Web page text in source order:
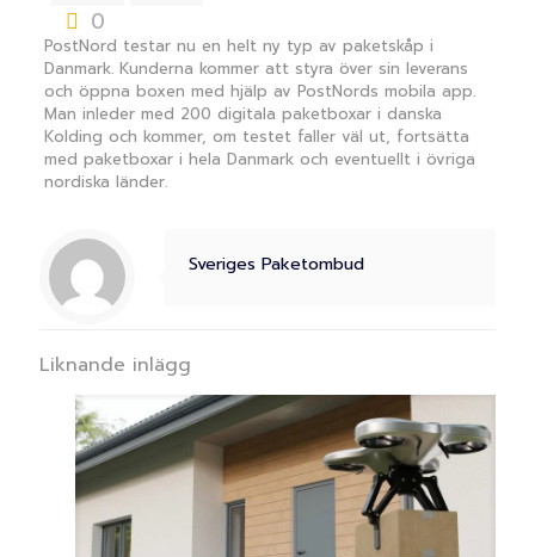
0
PostNord testar nu en helt ny typ av paketskåp i
Danmark. Kunderna kommer att styra över sin leverans
och öppna boxen med hjälp av PostNords mobila app.
Man inleder med 200 digitala paketboxar i danska
Kolding och kommer, om testet faller väl ut, fortsätta
med paketboxar i hela Danmark och eventuellt i övriga
nordiska länder.
Sveriges Paketombud
Liknande inlägg